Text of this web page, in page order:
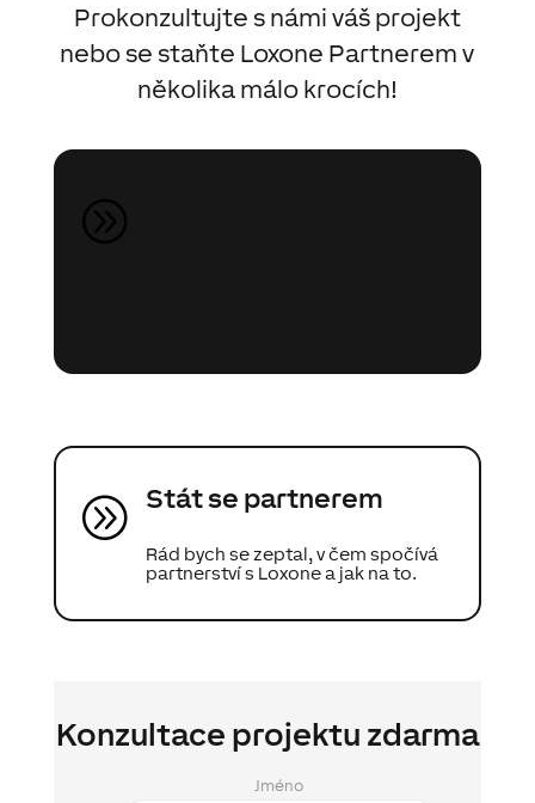
Prokonzultujte s námi váš projekt
nebo se staňte Loxone Partnerem v
několika málo krocích!
A Stát se partnerem
Rád bych se zeptal, v čem spočívá
partnerství s Loxone a jak na to.
Konzultace projektu zdarma
Jméno